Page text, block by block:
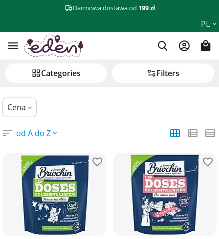
Darmowa dostawa od 199 zł
PL
Сategories Filters
Cena
od A do Z